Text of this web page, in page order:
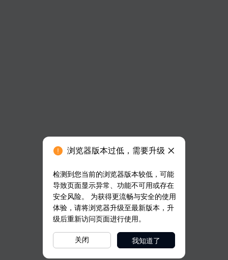
浏览器版本过低，需要升级
检测到您当前的浏览器版本较低，可能
导致页面显示异常、功能不可用或存在
安全风险。 为获得更流畅与安全的使用
体验，请将浏览器升级至最新版本，升
级后重新访问页面进行使用。
关闭 我知道了